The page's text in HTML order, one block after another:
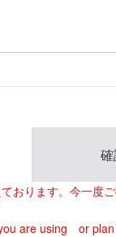
おります。今一度
are using or